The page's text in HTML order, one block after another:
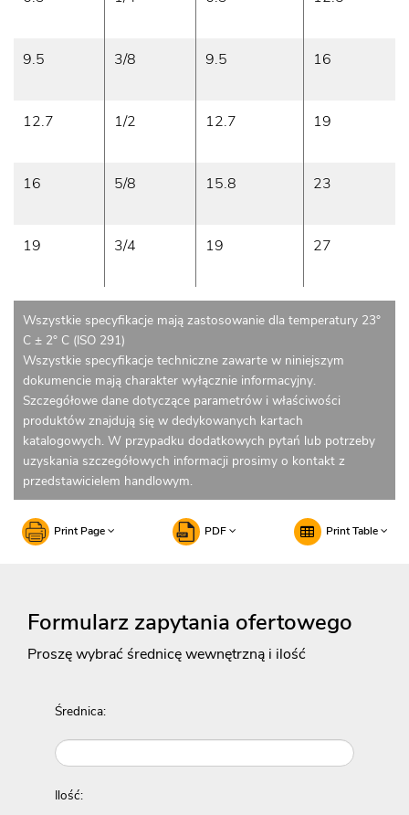
9.5 3/8 9.5 16
12.7 1/2 12.7 19
16 5/8 15.8 23
19 3/4 19 27
Wszystkie specyfikacje mają zastosowanie dla temperatury 23°
C ± 2° C (ISO 291)
Wszystkie specyfikacje techniczne zawarte w niniejszym
dokumencie mają charakter wyłącznie informacyjny.
Szczegółowe dane dotyczące parametrów i właściwości
produktów znajdują się w dedykowanych kartach
katalogowych. W przypadku dodatkowych pytań lub potrzeby
uzyskania szczegółowych informacji prosimy o kontakt z
przedstawicielem handlowym.
Print Page PDF Print Table
Formularz zapytania ofertowego
Proszę wybrać średnicę wewnętrzną i ilość
Średnica:
Ilość: